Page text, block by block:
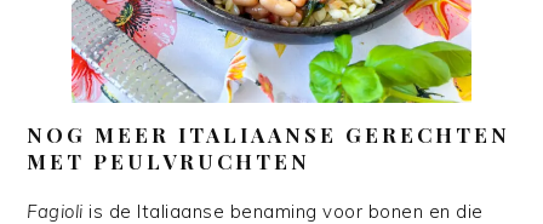
NOG MEER ITALIAANSE GERECHTEN
MET PEULVRUCHTEN
Fagioli is de Italiaanse benaming voor bonen en die